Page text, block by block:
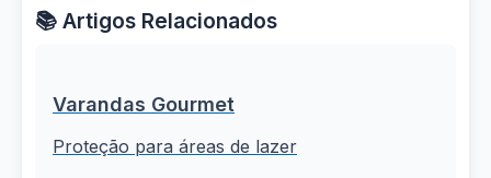
📚 Artigos Relacionados
Varandas Gourmet
Proteção para áreas de lazer